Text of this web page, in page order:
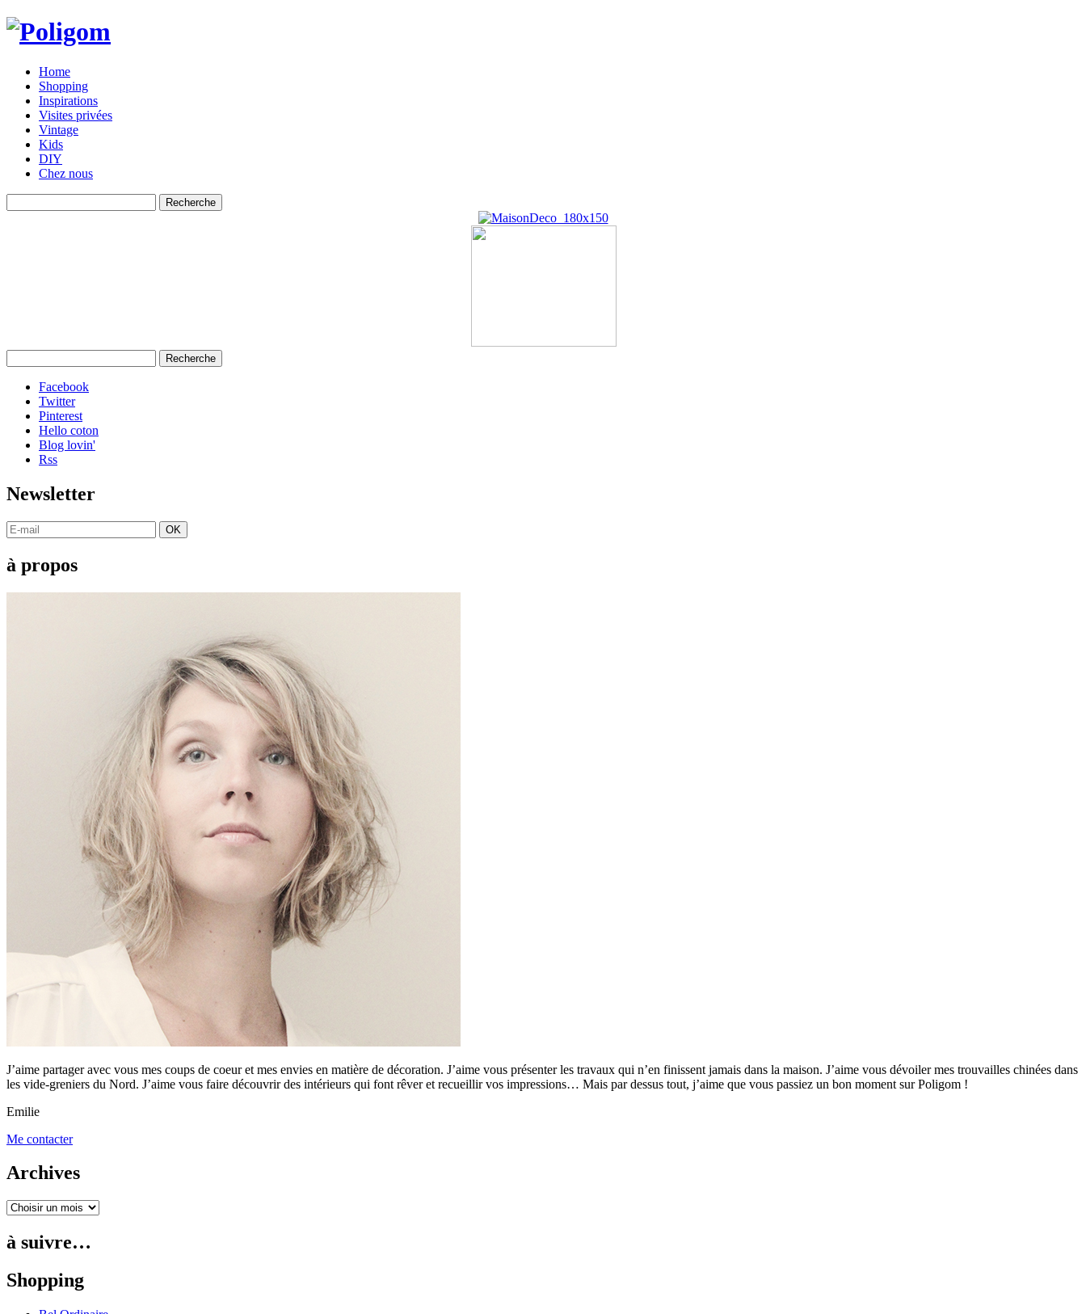
Home
Shopping
Inspirations
Visites privées
Vintage
Kids
DIY
Chez nous
Facebook
Twitter
Pinterest
Hello coton
Blog lovin'
Rss
Newsletter
OK
à propos
J’aime partager avec vous mes coups de coeur et mes envies en matière de décoration. J’aime vous présenter les travaux qui n’en finissent jamais dans la maison. J’aime vous dévoiler mes trouvailles chinées dans
les vide-greniers du Nord. J’aime vous faire découvrir des intérieurs qui font rêver et recueillir vos impressions… Mais par dessus tout, j’aime que vous passiez un bon moment sur Poligom !
Emilie
Me contacter
Archives
à suivre…
Shopping